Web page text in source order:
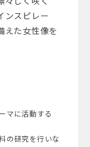
ンスピレー
えた女性像を
マに活動する
の研究を行いな